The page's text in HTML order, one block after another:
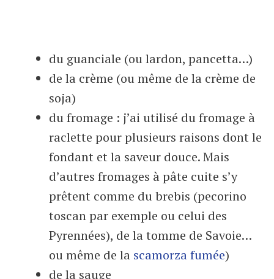
du guanciale (ou lardon, pancetta…)
de la crème (ou même de la crème de
soja)
du fromage : j’ai utilisé du fromage à
raclette pour plusieurs raisons dont le
fondant et la saveur douce. Mais
d’autres fromages à pâte cuite s’y
prêtent comme du brebis (pecorino
toscan par exemple ou celui des
Pyrennées), de la tomme de Savoie…
ou même de la scamorza fumée)
de la sauge